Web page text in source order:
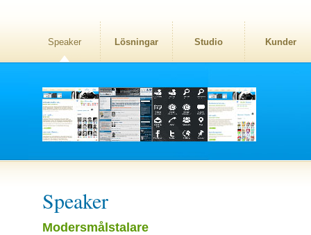
Speaker Lösningar Studio Kunder
Speaker
Modersmålstalare